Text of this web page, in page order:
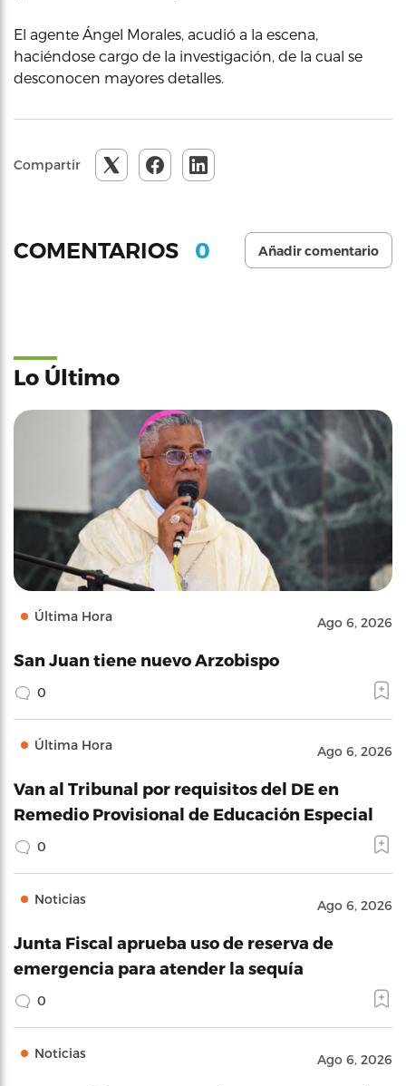
El agente Ángel Morales, acudió a la escena,
haciéndose cargo de la investigación, de la cual se
desconocen mayores detalles.
Compartir
COMENTARIOS 0 Añadir comentario
Lo Último
Última Hora Ago 6, 2026
San Juan tiene nuevo Arzobispo
0
Última Hora Ago 6, 2026
Van al Tribunal por requisitos del DE en
Remedio Provisional de Educación Especial
0
Noticias Ago 6, 2026
Junta Fiscal aprueba uso de reserva de
emergencia para atender la sequía
0
Noticias Ago 6, 2026